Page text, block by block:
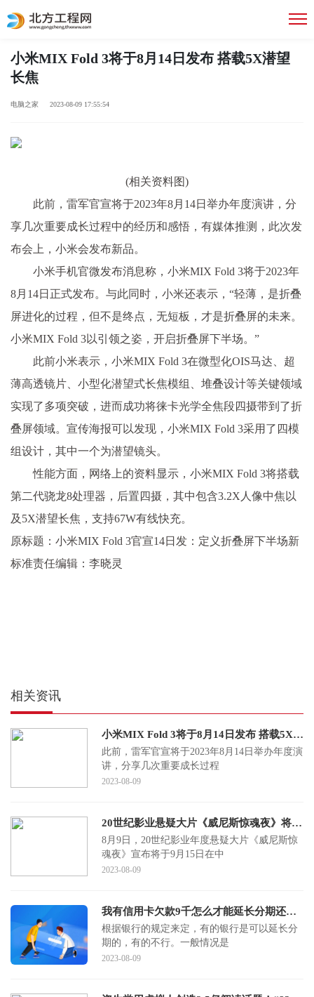
小米MIX Fold 3将于8月14日发布 搭载5X潜望
长焦
电脑之家 2023-08-09 17:55:54
(相关资料图)
此前，雷军官宣将于2023年8月14日举办年度演讲，分
享几次重要成长过程中的经历和感悟，有媒体推测，此次发
布会上，小米会发布新品。
小米手机官微发布消息称，小米MIX Fold 3将于2023年
8月14日正式发布。与此同时，小米还表示，“轻薄，是折叠
屏进化的过程，但不是终点，无短板，才是折叠屏的未来。
小米MIX Fold 3以引领之姿，开启折叠屏下半场。”
此前小米表示，小米MIX Fold 3在微型化OIS马达、超
薄高透镜片、小型化潜望式长焦模组、堆叠设计等关键领域
实现了多项突破，进而成功将徕卡光学全焦段四摄带到了折
叠屏领域。宣传海报可以发现，小米MIX Fold 3采用了四模
组设计，其中一个为潜望镜头。
性能方面，网络上的资料显示，小米MIX Fold 3将搭载
第二代骁龙8处理器，后置四摄，其中包含3.2X人像中焦以
及5X潜望长焦，支持67W有线快充。
原标题：小米MIX Fold 3官宣14日发：定义折叠屏下半场新
标准责任编辑：李晓灵
相关资讯
小米MIX Fold 3将于8月14日发布 搭载5X潜望长焦
此前，雷军官宣将于2023年8月14日举办年度演
讲，分享几次重要成长过程
2023-08-09
20世纪影业悬疑大片《威尼斯惊魂夜》将在9月15日中国内地同步北美上映
8月9日，20世纪影业年度悬疑大片《威尼斯惊
魂夜》宣布将于9月15日在中
2023-08-09
我有信用卡欠款9千怎么才能延长分期还款期
根据银行的规定来定，有的银行是可以延长分
期的，有的不行。一般情况是
2023-08-09